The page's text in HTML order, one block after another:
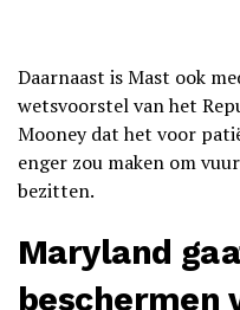
Daarnaast is Mast ook
wetsvoorstel van het
Mooney dat het voor
enger zou maken om
bezitten.
Maryland
beschermen